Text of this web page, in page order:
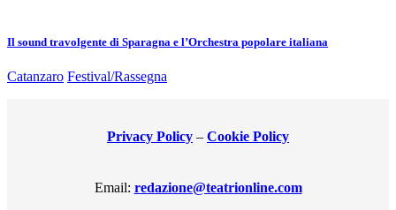
Il sound travolgente di Sparagna e l’Orchestra popolare italiana
Catanzaro Festival/Rassegna
Privacy Policy – Cookie Policy
Email: redazione@teatrionline.com